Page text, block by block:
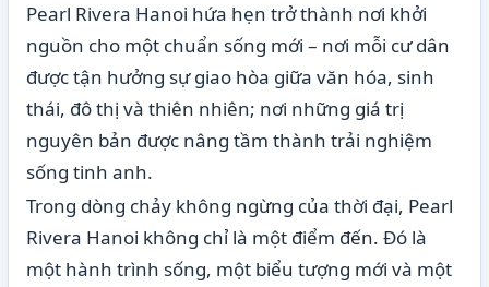
Pearl Rivera Hanoi hứa hẹn trở thành nơi khởi
nguồn cho một chuẩn sống mới – nơi mỗi cư dân
được tận hưởng sự giao hòa giữa văn hóa, sinh
thái, đô thị và thiên nhiên; nơi những giá trị
nguyên bản được nâng tầm thành trải nghiệm
sống tinh anh.
Trong dòng chảy không ngừng của thời đại, Pearl
Rivera Hanoi không chỉ là một điểm đến. Đó là
một hành trình sống, một biểu tượng mới và một